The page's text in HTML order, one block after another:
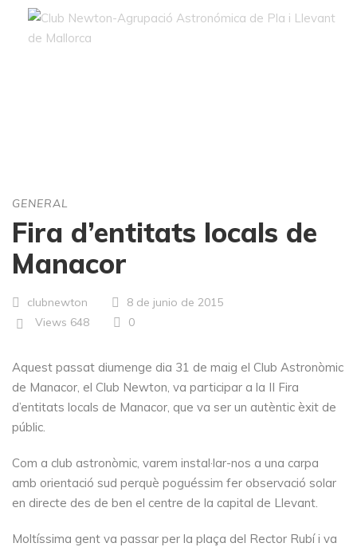
GENERAL
Fira d’entitats locals de
Manacor
clubnewton
8 de junio de 2015
Views 648 0
Aquest passat diumenge dia 31 de maig el Club Astronòmic
de Manacor, el Club Newton, va participar a la II Fira
d’entitats locals de Manacor, que va ser un autèntic èxit de
públic.
Com a club astronòmic, varem instal·lar-nos a una carpa
amb orientació sud perquè poguéssim fer observació solar
en directe des de ben el centre de la capital de Llevant.
Moltíssima gent va passar per la plaça del Rector Rubí i va